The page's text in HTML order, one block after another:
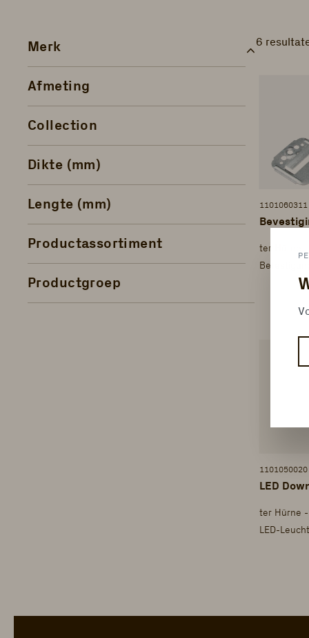
Merk
Afmeting
Collection
Dikte (mm)
Lengte (mm)
Productassortiment
Productgroep
6
1101060311
ter Hürne
1101050020
LED
ter Hürne
LED-